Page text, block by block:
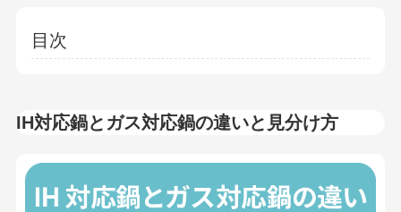
目次
IH対応鍋とガス対応鍋の違いと見分け方